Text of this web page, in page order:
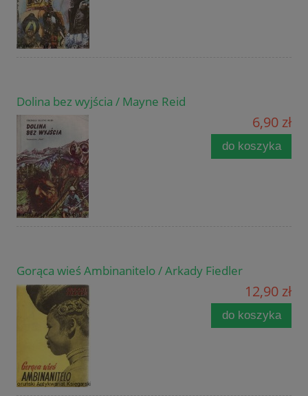
Dolina bez wyjścia / Mayne Reid
6,90 zł
do koszyka
Gorąca wieś Ambinanitelo / Arkady Fiedler
12,90 zł
do koszyka